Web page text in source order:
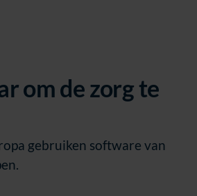
om de zorg te
gebruiken software van